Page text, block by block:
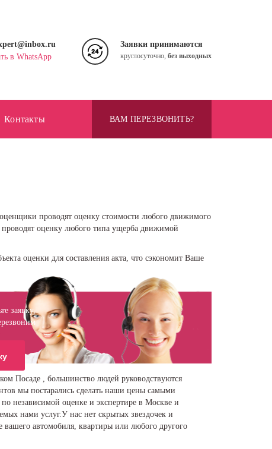
в WhatsApp
Заявки принимаются
круглосуточно, без выходных
Контакты ВАМ ПЕРЕЗВОНИТЬ?
проводят оценку стоимости любого движимого
оценку любого типа ущерба движимой
оценки для составления акта, что сэкономит Ваше
заявку,
Посаде , большинство людей руководствуются
мы постарались сделать наши цены самыми
независимой оценке и экспертире в Москве и
нами услуг.У нас нет скрытых звездочек и
автомобиля, квартиры или любого другого